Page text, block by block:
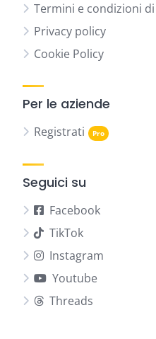
Termini e condizioni
Privacy policy
Cookie Policy
Per le aziende
Registrati
Seguici su
Facebook
TikTok
Instagram
Youtube
Threads